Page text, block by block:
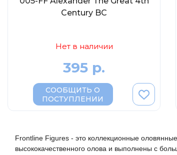
Century BC
Нет в наличии
395 р.
СООБЩИТЬ О
ПОСТУПЛЕНИИ
Frontline Figures - это коллекционные
высококачественного олова и выполнены с